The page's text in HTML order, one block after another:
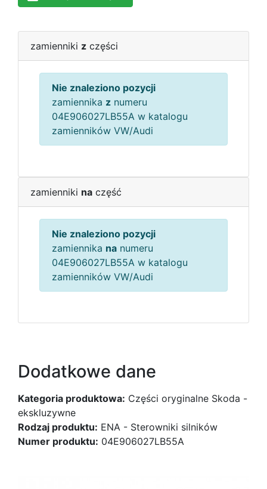
zamienniki z części
Nie znaleziono pozycji
zamiennika z numeru
04E906027LB55A w katalogu
zamienników VW/Audi
zamienniki na część
Nie znaleziono pozycji
zamiennika na numeru
04E906027LB55A w katalogu
zamienników VW/Audi
Dodatkowe dane
Kategoria produktowa: Części oryginalne Skoda -
ekskluzywne
Rodzaj produktu: ENA - Sterowniki silników
Numer produktu: 04E906027LB55A